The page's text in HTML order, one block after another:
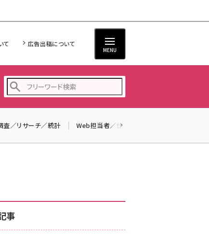
て 広告出稿について
MENU
z世代 (1623)
査／リサーチ／統計 Web担当者／仕事
事